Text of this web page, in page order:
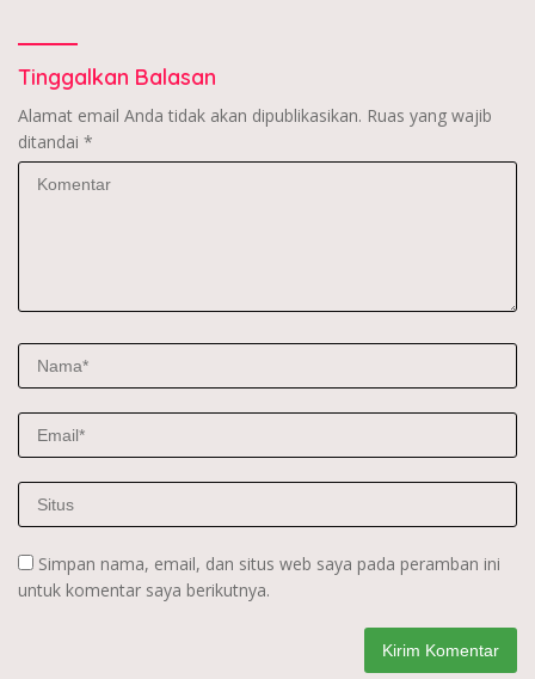
Tinggalkan Balasan
Alamat email Anda tidak akan dipublikasikan. Ruas yang wajib
ditandai *
Simpan nama, email, dan situs web saya pada peramban ini
untuk komentar saya berikutnya.